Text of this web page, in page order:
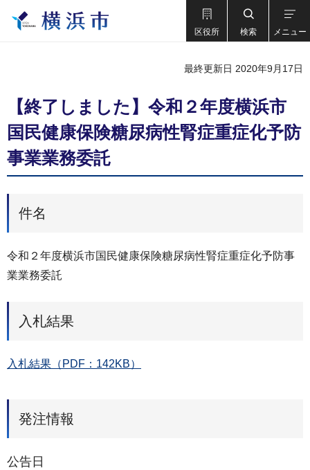
区役所 検索 メニュー
最終更新日 2020年9月17日
【終了しました】令和２年度横浜市
国民健康保険糖尿病性腎症重症化予防
事業業務委託
件名
令和２年度横浜市国民健康保険糖尿病性腎症重症化予防事
業業務委託
入札結果
入札結果（PDF：142KB）
発注情報
公告日